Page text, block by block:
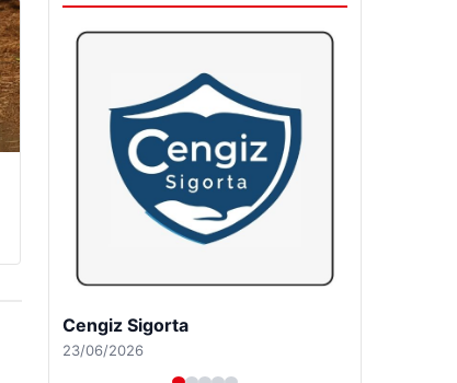
Hastaş Beton
26/05/2026